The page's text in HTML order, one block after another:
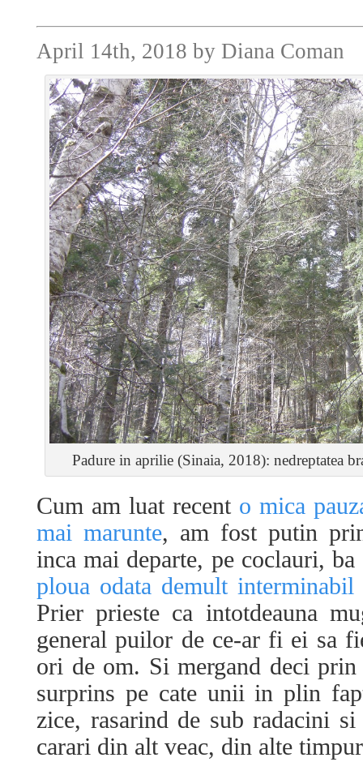
April 14th, 2018 by Diana Coman
Padure in aprilie (Sinaia, 2018): nedreptatea
Cum am luat recent o mica
mai marunte, am fost putin
inca mai departe, pe coclauri,
ploua odata demult
Prier prieste ca intotdeauna
general puilor de ce-ar fi ei sa
ori de om. Si mergand deci
surprins pe cate unii in plin
zice, rasarind de sub radacini
carari din alt veac, din alte